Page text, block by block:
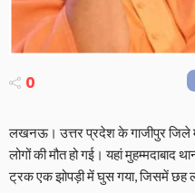
0
लखनऊ। उत्तर प्रदेश के गाजीपुर
लोगों की मौत हो गई। यहां मुहम्मदाबाद
ट्रक एक झोपड़ी में घुस गया, जिसमें छह